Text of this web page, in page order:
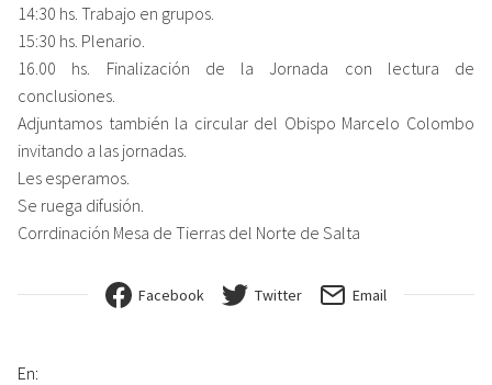
14:30 hs. Trabajo en grupos.
15:30 hs. Plenario.
16.00 hs. Finalización de la Jornada con lectura de
conclusiones.
Adjuntamos también la circular del Obispo Marcelo Colombo
invitando a las jornadas.
Les esperamos.
Se ruega difusión.
Corrdinación Mesa de Tierras del Norte de Salta
Facebook Twitter Email
En: